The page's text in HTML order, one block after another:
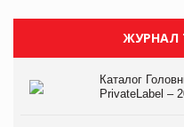
ЖУРНАЛ
Каталог
PrivateLabel –